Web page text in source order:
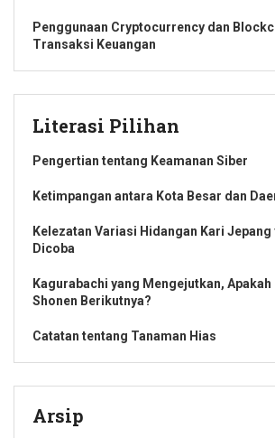
Penggunaan Cryptocurrency dan
Transaksi Keuangan
Literasi Pilihan
Pengertian tentang Keamanan Siber
Ketimpangan antara Kota Besar dan
Kelezatan Variasi Hidangan Kari Jepang
Dicoba
Kagurabachi yang Mengejutkan,
Shonen Berikutnya?
Catatan tentang Tanaman Hias
Arsip